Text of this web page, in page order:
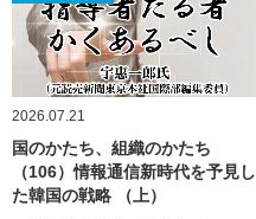
2026.07.21
国のかたち、組織のかたち
（106）情報通信新時代を予見し
た韓国の戦略 （上）